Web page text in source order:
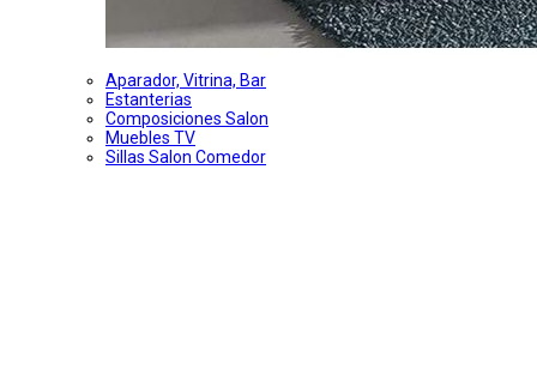
Aparador, Vitrina, Bar
Estanterias
Composiciones Salon
Muebles TV
Sillas Salon Comedor